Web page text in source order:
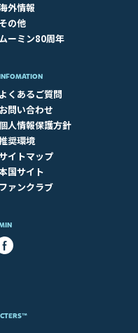
外情報
その他
ーミン80周年
よくあるご質問
お問い合わせ
人情報保護方針
奨環境
イトマップ
国サイト
ファンクラブ